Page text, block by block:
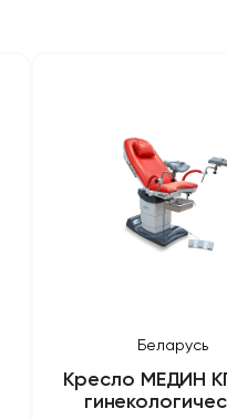
Кресло МЕДИН
Беларусь